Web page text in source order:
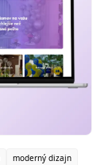
moderný dizajn